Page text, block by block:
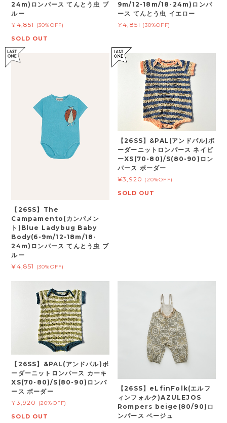
24m)ロンパース てんとう虫 ブ
ルー
¥4,851
(30%OFF)
SOLD OUT
9m/12-18m/18-24m)ロンパ
ース てんとう虫 イエロー
¥4,851 (30%OFF)
【26SS】The
Campamento(カンパメン
ト)Blue Ladybug Baby
Body(6-9m/12-18m/18-
24m)ロンパース てんとう虫 ブ
ルー
¥4,851
(30%OFF)
【26SS】&PAL(アンドパル)ボ
ーダーニットロンパース ネイビ
ーXS(70-80)/S(80-90)ロン
パース ボーダー
¥3,920 (20%OFF)
SOLD OUT
【26SS】&PAL(アンドパル)ボ
ーダーニットロンパース カーキ
XS(70-80)/S(80-90)ロンパ
ース ボーダー
¥3,920
(20%OFF)
SOLD OUT
【26SS】eLfinFolk(エルフ
ィンフォルク)AZULEJOS
Rompers beige(80/90)ロ
ンパース ベージュ